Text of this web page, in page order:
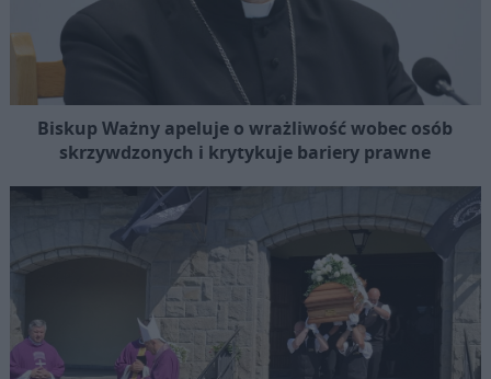
Biskup Ważny apeluje o wrażliwość wobec osób
skrzywdzonych i krytykuje bariery prawne